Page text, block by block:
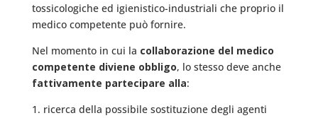
tossicologiche ed igienistico-industriali che proprio il
medico competente può fornire.
Nel momento in cui la collaborazione del medico
competente diviene obbligo, lo stesso deve anche
fattivamente partecipare alla:
1. ricerca della possibile sostituzione degli agenti